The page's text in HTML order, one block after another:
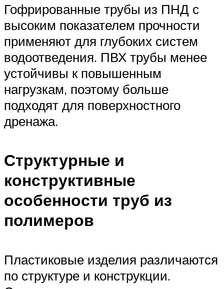
Гофрированные трубы из ПНД с
высоким показателем прочности
применяют для глубоких систем
водоотведения. ПВХ трубы менее
устойчивы к повышенным
нагрузкам, поэтому больше
подходят для поверхностного
дренажа.
Структурные и
конструктивные
особенности труб из
полимеров
Пластиковые изделия различаются
по структуре и конструкции.